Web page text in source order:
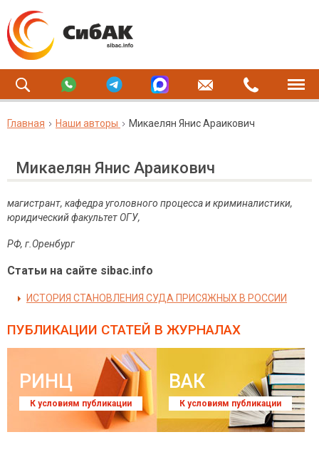
Главная Наши авторы Микаелян Янис Араикович
Микаелян Янис Араикович
магистрант, кафедра уголовного процесса и криминалистики,
юридический факультет ОГУ,
РФ, г.Оренбург
Статьи на сайте sibac.info
ИСТОРИЯ СТАНОВЛЕНИЯ СУДА ПРИСЯЖНЫХ В РОССИИ
ПУБЛИКАЦИИ СТАТЕЙ В ЖУРНАЛАХ
РИНЦ
К условиям публикации
ВАК
К условиям публикации